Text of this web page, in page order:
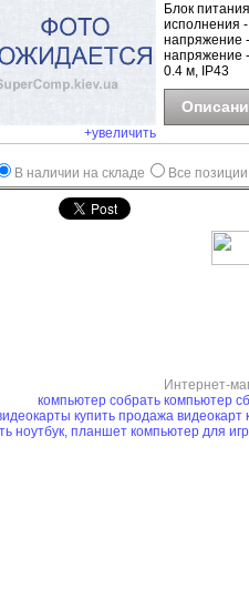
+увеличить
Блок
исполнения
напряжение
напряжение
0.4 м, IP43
В наличии на складе Все позиции
Интернет-
компьютер собрать компьютер
купить продажа видеокарт
ноутбук, планшет компьютер для